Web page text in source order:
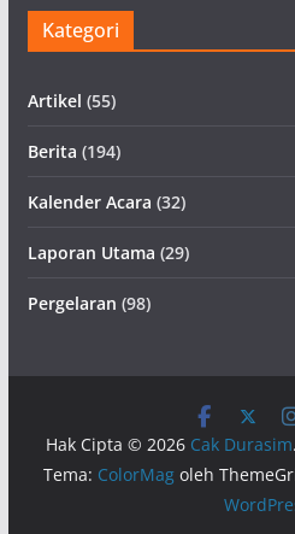
Kategori
Artikel (55)
Berita (194)
Kalender Acara (32)
Laporan Utama (29)
Pergelaran (98)
Hak Cipta © 2026 Cak Durasim
Tema: ColorMagoleh